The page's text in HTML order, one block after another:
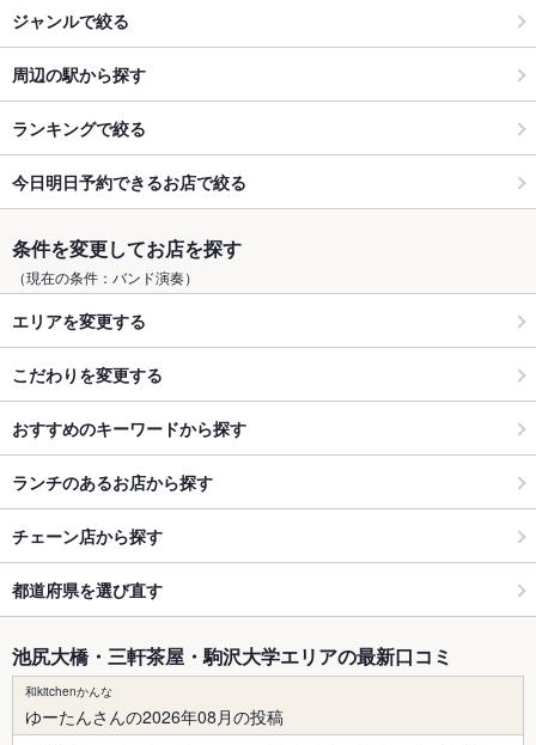
ジャンルで絞る
周辺の駅から探す
ランキングで絞る
今日明日予約できるお店で絞る
条件を変更してお店を探す
（現在の条件：バンド演奏）
エリアを変更する
こだわりを変更する
おすすめのキーワードから探す
ランチのあるお店から探す
チェーン店から探す
都道府県を選び直す
池尻大橋・三軒茶屋・駒沢大学エリアの最新口コミ
和kitchenかんな
ゆーたんさんの2026年08月の投稿